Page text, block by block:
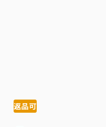
返品可